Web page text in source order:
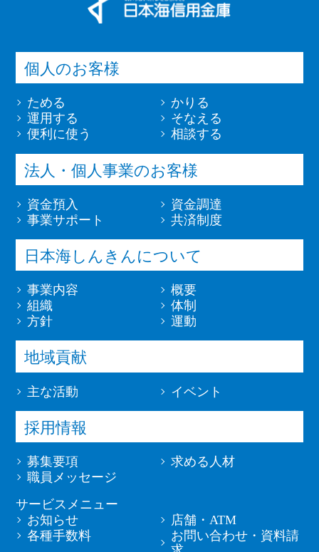
個人のお客様
ためる
かりる
運用する
そなえる
便利に使う
相談する
法人・個人事業のお客様
資金預入
資金調達
事業サポート
共済制度
日本海しんきんについて
事業内容
概要
組織
体制
方針
運動
地域貢献
主な活動 イベント
採用情報
募集要項
求める人材
職員メッセージ
サービスメニュー
お知らせ
店舗・ATM
各種手数料
お問い合わせ・資料請